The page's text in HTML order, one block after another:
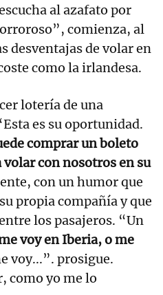
al azafato por
comienza, al
desventajas de volar en
como la irlandesa.
lotería de una
es su oportunidad.
comprar un boleto
con nosotros en su
con un humor que
propia compañía y que
los pasajeros. “Un
voy en Iberia, o me
voy...”. prosigue.
como yo me lo